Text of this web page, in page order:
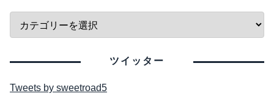
ツイッター
Tweets by sweetroad5